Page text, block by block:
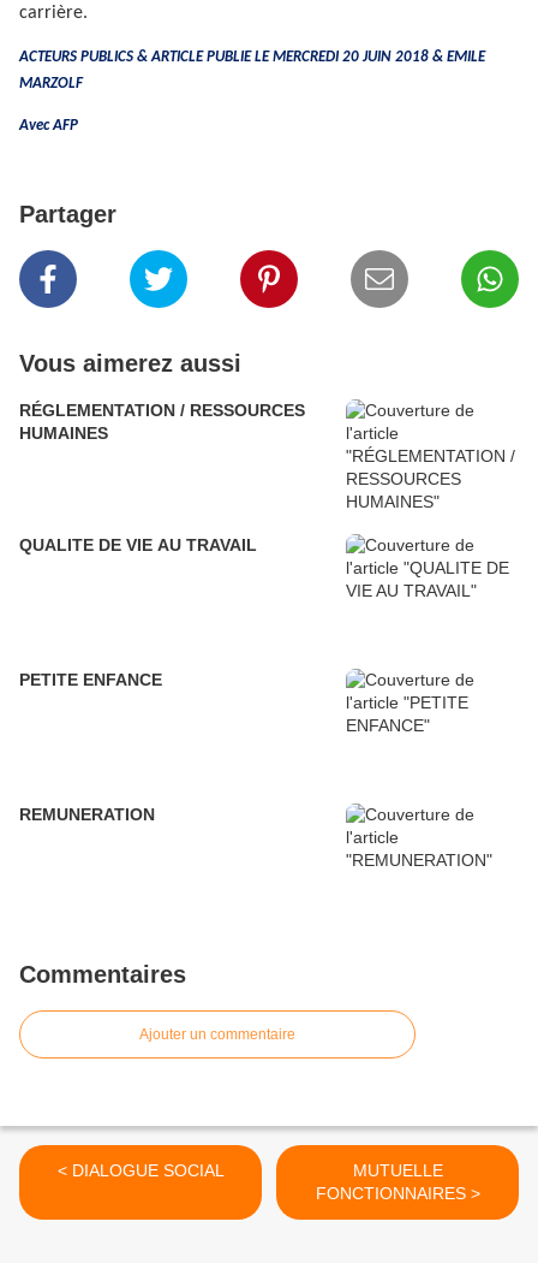
carrière.
ACTEURS PUBLICS & ARTICLE PUBLIE LE MERCREDI 20 JUIN 2018 & EMILE
MARZOLF
Avec AFP
Partager
Vous aimerez aussi
RÉGLEMENTATION / RESSOURCES
HUMAINES
QUALITE DE VIE AU TRAVAIL
PETITE ENFANCE
REMUNERATION
Commentaires
Ajouter un commentaire
< DIALOGUE SOCIAL
MUTUELLE
FONCTIONNAIRES >